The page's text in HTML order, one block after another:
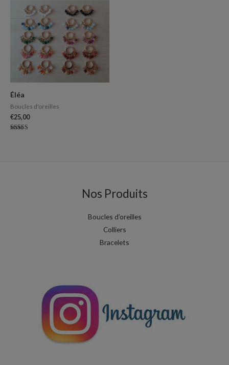
Éléa
Boucles d'oreilles
€25,00
Nos Produits
Boucles d’oreilles
Colliers
Bracelets